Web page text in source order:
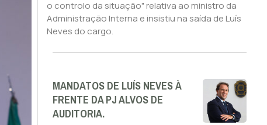
o controlo da situação" relativa ao ministro da
Administração Interna e insistiu na saída de Luís
Neves do cargo.
MANDATOS DE LUÍS NEVES À
FRENTE DA PJ ALVOS DE
AUDITORIA.